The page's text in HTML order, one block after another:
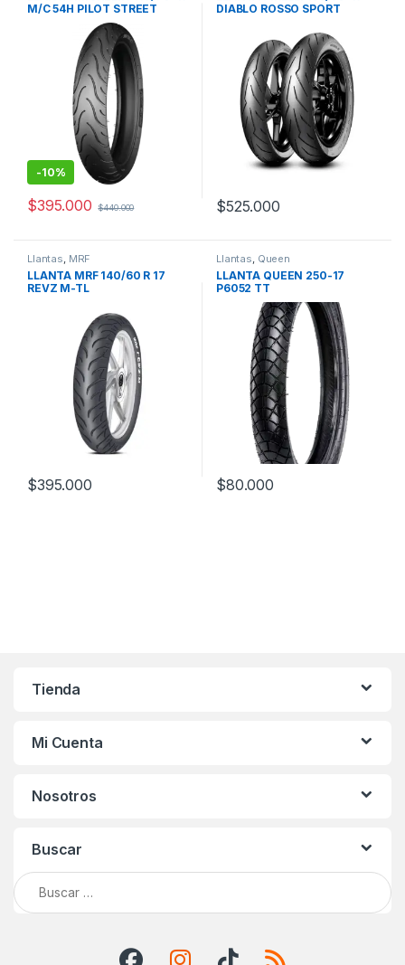
M/C 54H PILOT STREET
RADIAL F TL/TT
-10%
$395.000 $440.000
DIABLO ROSSO SPORT
$525.000
Llantas, MRF
LLANTA MRF 140/60 R 17
REVZ M-TL
$395.000
Llantas, Queen
LLANTA QUEEN 250-17
P6052 TT
$80.000
Tienda
Mi Cuenta
Nosotros
Buscar
Buscar: